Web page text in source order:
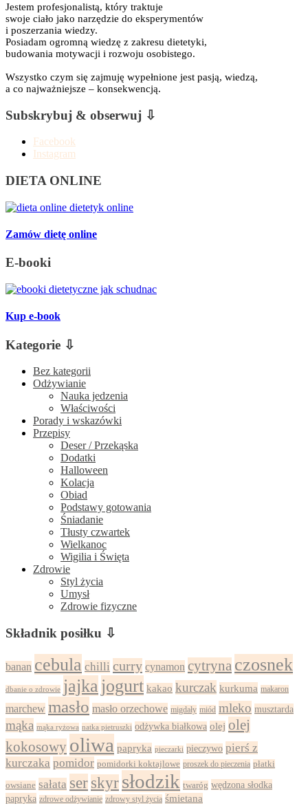
Jestem profesjonalistą, który traktuje
swoje ciało jako narzędzie do eksperymentów
i poszerzania wiedzy.
Posiadam ogromną wiedzę z zakresu dietetyki,
budowania motywacji i rozwoju osobistego.
Wszystko czym się zajmuję wypełnione jest pasją, wiedzą,
a co najważniejsze – konsekwencją.
Subskrybuj & obserwuj ⇩
Facebook
Instagram
DIETA ONLINE
Zamów dietę online
E-booki
Kup e-book
Kategorie ⇩
Bez kategorii
Odżywianie
Nauka jedzenia
Właściwości
Porady i wskazówki
Przepisy
Deser / Przekąska
Dodatki
Halloween
Kolacja
Obiad
Podstawy gotowania
Śniadanie
Tłusty czwartek
Wielkanoc
Wigilia i Święta
Zdrowie
Styl życia
Umysł
Zdrowie fizyczne
Składnik posiłku ⇩
banan cebula chilli curry cynamon cytryna czosnek
dbanie o zdrowie jajka jogurt kakao kurczak kurkuma makaron
marchew masło masło orzechowe migdały miód mleko musztarda
mąka mąka ryżowa natka pietruszki odżywka białkowa olej olej
kokosowy oliwa papryka pieczarki pieczywo pierś z
kurczaka pomidor pomidorki koktajlowe proszek do pieczenia płatki
owsiane sałata ser skyr słodzik twaróg wędzona słodka
papryka zdrowe odżywianie zdrowy styl życia śmietana